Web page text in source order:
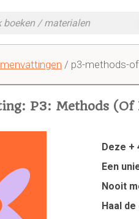
/ p3-methods-
P3: Methods (Of
Deze +
Een
Nooit
Haal